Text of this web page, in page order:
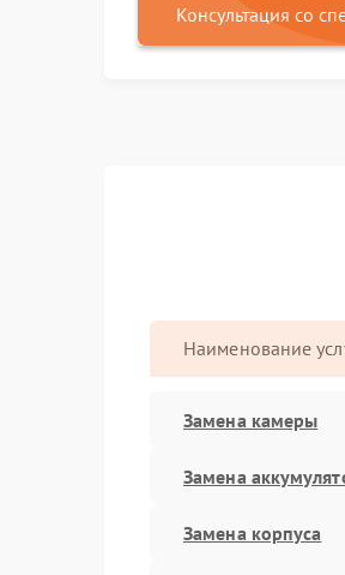
Консультация со
Наименование
Замена камеры
Замена
Замена корпуса